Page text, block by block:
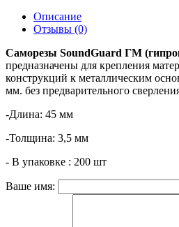
Описание
Отзывы (0)
Саморезы SoundGuard ГМ
предназначены для крепления
конструкций к металлическим
мм. без предварительного
-Длина: 45 мм
-Толщина: 3,5 мм
- В упаковке : 200 шт
Ваше имя: